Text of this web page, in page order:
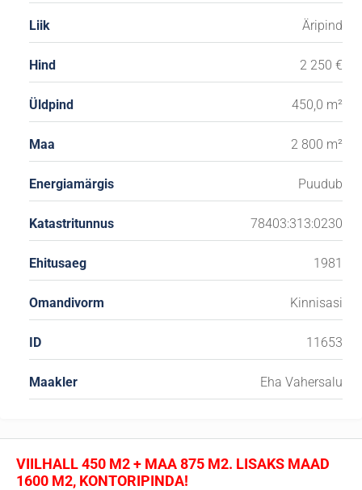
Liik Äripind
Hind 2 250 €
Üldpind 450,0 m²
Maa 2 800 m²
Energiamärgis Puudub
Katastritunnus 78403:313:0230
Ehitusaeg 1981
Omandivorm Kinnisasi
ID 11653
Maakler Eha Vahersalu
VIILHALL 450 M2 + MAA 875 M2. LISAKS MAAD
1600 M2, KONTORIPINDA!